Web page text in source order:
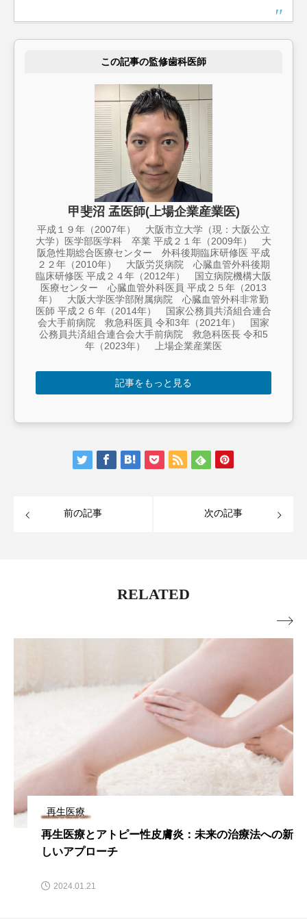
この記事の監修歯科医師
甲斐沼 孟医師(上場企業産業医)
平成１９年（2007年） 大阪市立大学（現：大阪公立
大学）医学部医学科 卒業 平成２１年（2009年） 大
阪急性期総合医療センター 外科後期臨床研修医 平成
２２年（2010年） 大阪労災病院 心臓血管外科後期
臨床研修医 平成２４年（2012年） 国立病院機構大阪
医療センター 心臓血管外科医員 平成２５年（2013
年） 大阪大学医学部附属病院 心臓血管外科非常勤
医師 平成２６年（2014年） 国家公務員共済組合連合
会大手前病院 救急科医員 令和3年（2021年） 国家
公務員共済組合連合会大手前病院 救急科医長 令和5
年（2023年） 上場企業産業医
記事をもっと見る
前の記事 次の記事
RELATED
再生医療
もしかして関節リウマチ！？チェックしておきたい
初期症状から治療法を解説
2024.01.24
